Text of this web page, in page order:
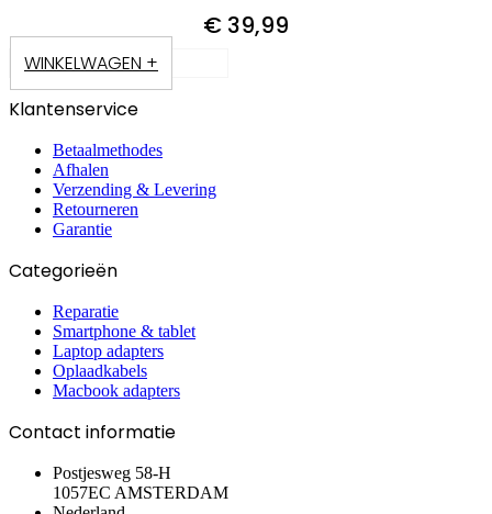
€ 39,99
WINKELWAGEN +
Klantenservice
Betaalmethodes
Afhalen
Verzending & Levering
Retourneren
Garantie
Categorieën
Reparatie
Smartphone & tablet
Laptop adapters
Oplaadkabels
Macbook adapters
Contact informatie
Postjesweg 58-H
1057EC AMSTERDAM